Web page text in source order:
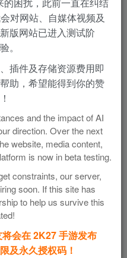
+存档
版本
3.6GB
6632 11
单位转换为‘米’，并且拥
入游戏时，出现时候连接网
进入游戏时打开飞行模
现闪退情况。
请先使用网盘进行下载，
对网站、自媒体视频及
版网站已进入测试阶
。
插件及存储资源费用即
助，希望能得到你的赞
and the impact of AI
direction. Over the next
website, media content,
is now in beta testing.
constraints, our server,
soon. If this site has
to help us survive this
会在 2K27 手游发布
及永久授权码！